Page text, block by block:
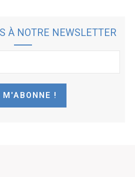
À NOTRE NEWSLETTER